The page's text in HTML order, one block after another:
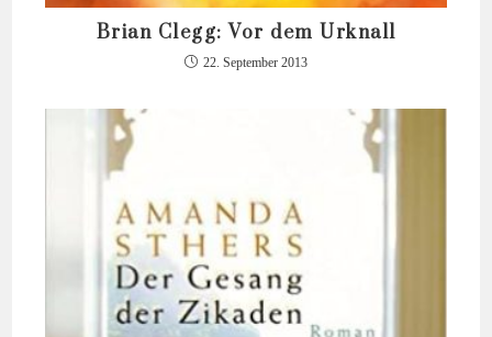
Brian Clegg: Vor dem Urknall
22. September 2013